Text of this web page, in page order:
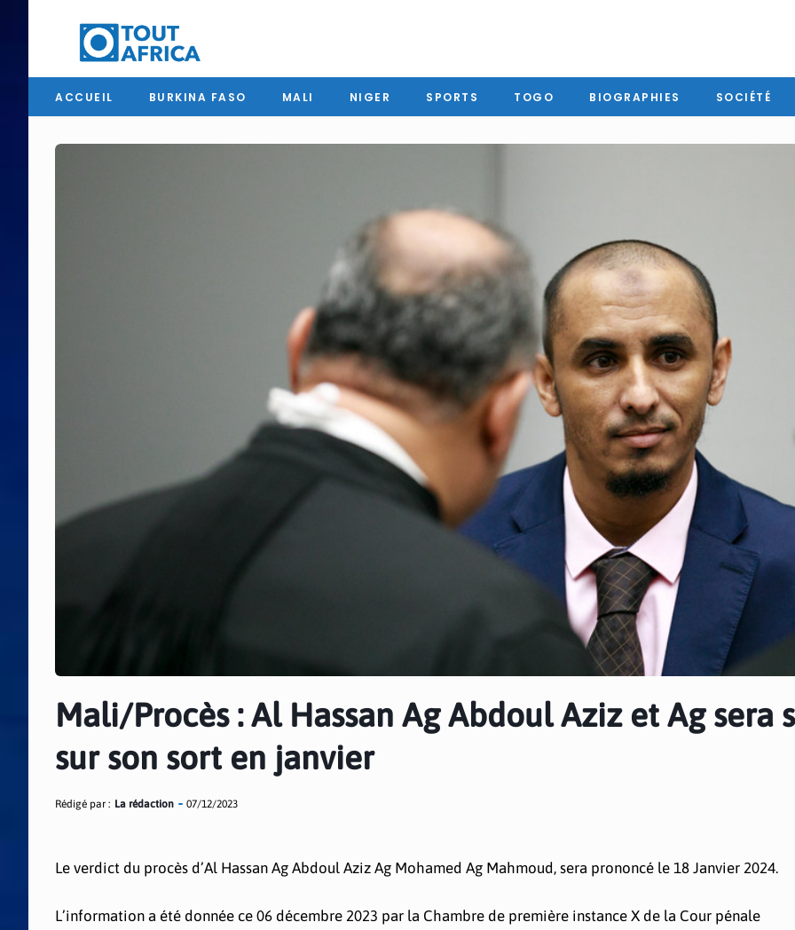
ACCUEIL BURKINA FASO MALI NIGER SPORTS TOGO BIOGRAPHIES SOCIÉTÉ
Mali/Procès : Al Hassan Ag Abdoul Aziz et Ag sera
sur son sort en janvier
Rédigé par : La rédaction 07/12/2023
Le verdict du procès d’Al Hassan Ag Abdoul Aziz Ag Mohamed Ag Mahmoud, sera prononcé le 18 Janvier 2024.
L’information a été donnée ce 06 décembre 2023 par la Chambre de première instance X de la Cour pénale